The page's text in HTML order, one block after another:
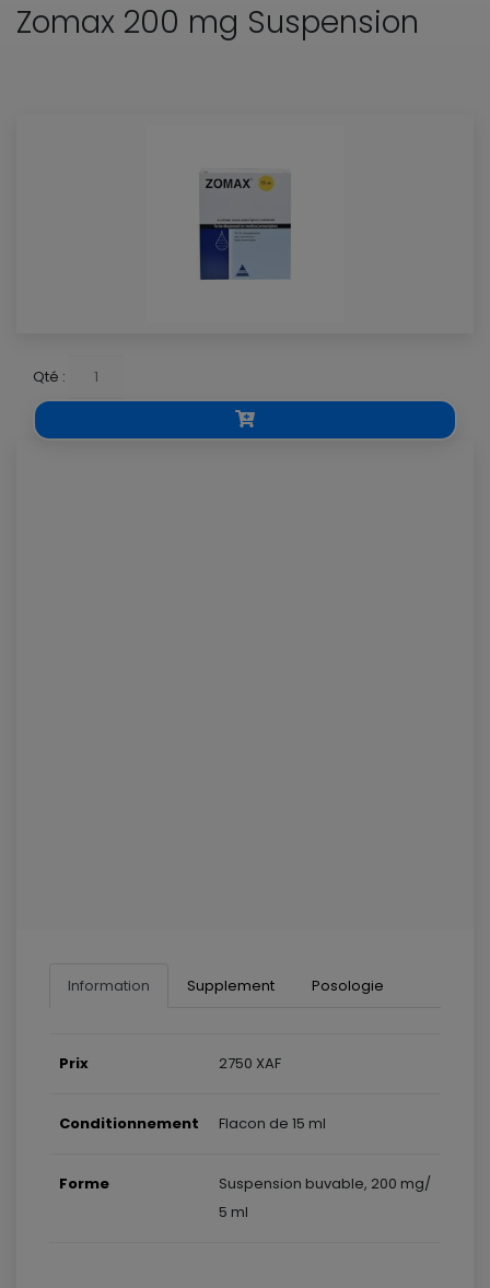
Zomax 200 mg Suspension
Qté :
Information Supplement Posologie
Prix 2750 XAF
Conditionnement Flacon de 15 ml
Forme
Suspension buvable, 200 mg/
5 ml